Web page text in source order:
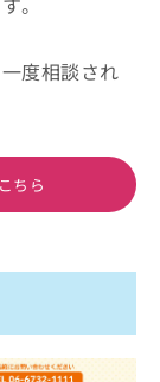
度相談され
ちら